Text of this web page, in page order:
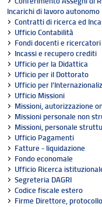
Incarichi di lavoro autonomo
Contratti di ricerca ed
Ufficio Contabilità
Fondi docenti e
Incassi e recupero crediti
Ufficio per la Didattica
Ufficio per il Dottorato
Ufficio per
Ufficio Missioni
Missioni, autorizzazione
Missioni personale non
Missioni, personale
Ufficio Pagamenti
Fatture - liquidazione
Fondo economale
Ufficio Ricerca
Segreteria DAGRI
Codice fiscale estero
Firme Direttore,
Persone
Struttura e sedi
Bandi di gara e avvisi
AlumniUnifi Agraria
Sostenibilità
Area riservata